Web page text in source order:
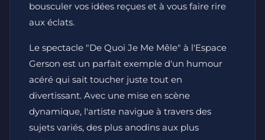
bousculer vos idées reçues et à vous faire rire
aux éclats.
Le spectacle "De Quoi Je Me Mêle" à l'Espace
Gerson est un parfait exemple d'un humour
acéré qui sait toucher juste tout en
divertissant. Avec une mise en scène
dynamique, l'artiste navigue à travers des
sujets variés, des plus anodins aux plus